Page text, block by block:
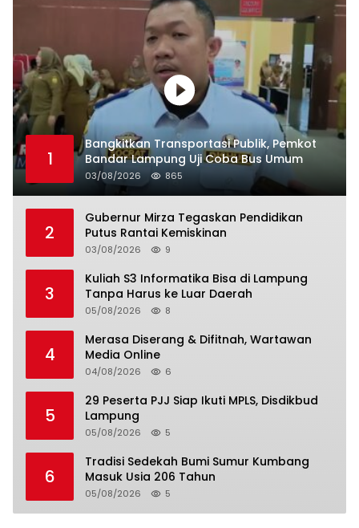
1
Bangkitkan Transportasi Publik, Pemkot
Bandar Lampung Uji Coba Bus Umum
03/08/2026 865
2
Gubernur Mirza Tegaskan Pendidikan
Putus Rantai Kemiskinan
03/08/2026 9
3
Kuliah S3 Informatika Bisa di Lampung
Tanpa Harus ke Luar Daerah
05/08/2026 8
4
Merasa Diserang & Difitnah, Wartawan
Media Online
04/08/2026 6
5
29 Peserta PJJ Siap Ikuti MPLS, Disdikbud
Lampung
05/08/2026 5
6
Tradisi Sedekah Bumi Sumur Kumbang
Masuk Usia 206 Tahun
05/08/2026 5